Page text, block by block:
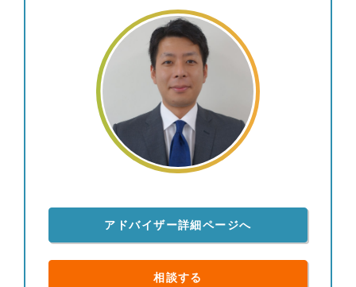
アドバイザー詳細ページへ
相談する